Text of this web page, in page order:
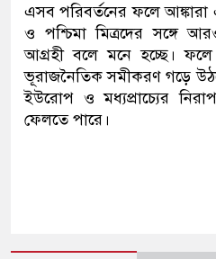
এসব পরিবর্তনের ফলে
ও পশ্চিমা মিত্রদের সঙ্গে
আগ্রহী বলে মনে হচ্ছে।
ভূরাজনৈতিক সমীকরণ গড়ে
ইউরোপ ও মধ্যপ্রাচ্যের
ফেলতে পারে।